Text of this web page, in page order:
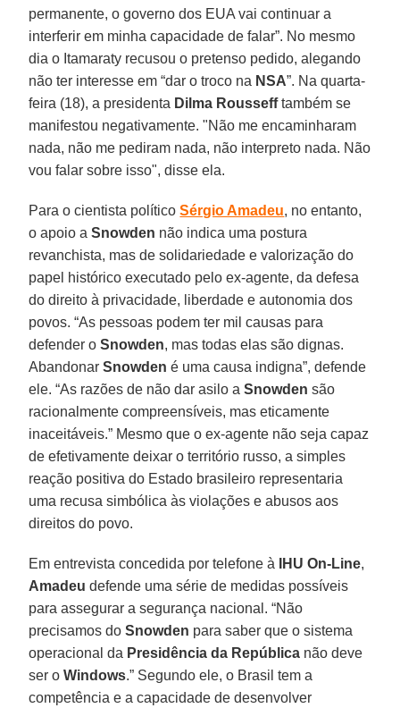
permanente, o governo dos EUA vai continuar a
interferir em minha capacidade de falar”. No mesmo
dia o Itamaraty recusou o pretenso pedido, alegando
não ter interesse em “dar o troco na NSA”. Na quarta-
feira (18), a presidenta Dilma Roussefftambém se
manifestou negativamente. "Não me encaminharam
nada, não me pediram nada, não interpreto nada. Não
vou falar sobre isso", disse ela.
Para o cientista políticoSérgio Amadeu, no entanto,
o apoio aSnowden não indica uma postura
revanchista, mas de solidariedade e valorização do
papel histórico executado pelo ex-agente, da defesa
do direito à privacidade, liberdade e autonomia dos
povos. “As pessoas podem ter mil causas para
defender o Snowden, mas todas elas são dignas.
AbandonarSnowden é uma causa indigna”, defende
ele. “As razões de não dar asilo aSnowden são
racionalmente compreensíveis, mas eticamente
inaceitáveis.” Mesmo que o ex-agente não seja capaz
de efetivamente deixar o território russo, a simples
reação positiva do Estado brasileiro representaria
uma recusa simbólica às violações e abusos aos
direitos do povo.
Em entrevista concedida por telefone à IHU On-Line,
Amadeu defende uma série de medidas possíveis
para assegurar a segurança nacional. “Não
precisamos doSnowden para saber que o sistema
operacional da Presidência da República não deve
ser oWindows.” Segundo ele, o Brasil tem a
competência e a capacidade de desenvolver